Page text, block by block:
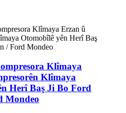
Klîmaya
Klîmaya
Herî Baş Ji Bo Ford
Mondeo